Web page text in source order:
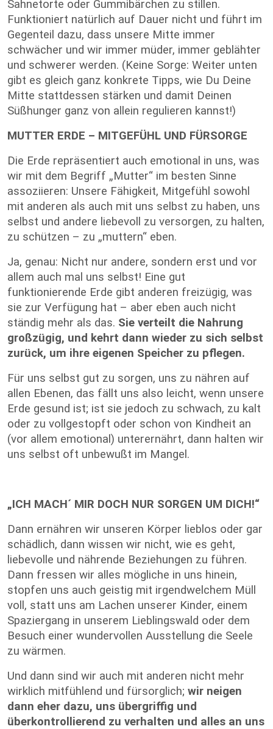
Sahnetorte oder Gummibärchen zu stillen.
Funktioniert natürlich auf Dauer nicht und führt im
Gegenteil dazu, dass unsere Mitte immer
schwächer und wir immer müder, immer geblähter
und schwerer werden. (Keine Sorge: Weiter unten
gibt es gleich ganz konkrete Tipps, wie Du Deine
Mitte stattdessen stärken und damit Deinen
Süßhunger ganz von allein regulieren kannst!)
MUTTER ERDE – MITGEFÜHL UND FÜRSORGE
Die Erde repräsentiert auch emotional in uns, was
wir mit dem Begriff „Mutter“ im besten Sinne
assoziieren: Unsere Fähigkeit, Mitgefühl sowohl
mit anderen als auch mit uns selbst zu haben, uns
selbst und andere liebevoll zu versorgen, zu halten,
zu schützen – zu „muttern“ eben.
Ja, genau: Nicht nur andere, sondern erst und vor
allem auch mal uns selbst! Eine gut
funktionierende Erde gibt anderen freizügig, was
sie zur Verfügung hat – aber eben auch nicht
ständig mehr als das. Sie verteilt die Nahrung
großzügig, und kehrt dann wieder zu sich selbst
zurück, um ihre eigenen Speicher zu pflegen.
Für uns selbst gut zu sorgen, uns zu nähren auf
allen Ebenen, das fällt uns also leicht, wenn unsere
Erde gesund ist; ist sie jedoch zu schwach, zu kalt
oder zu vollgestopft oder schon von Kindheit an
(vor allem emotional) unterernährt, dann halten wir
uns selbst oft unbewußt im Mangel.
„ICH MACH´ MIR DOCH NUR SORGEN UM DICH!“
Dann ernähren wir unseren Körper lieblos oder gar
schädlich, dann wissen wir nicht, wie es geht,
liebevolle und nährende Beziehungen zu führen.
Dann fressen wir alles mögliche in uns hinein,
stopfen uns auch geistig mit irgendwelchem Müll
voll, statt uns am Lachen unserer Kinder, einem
Spaziergang in unserem Lieblingswald oder dem
Besuch einer wundervollen Ausstellung die Seele
zu wärmen.
Und dann sind wir auch mit anderen nicht mehr
wirklich mitfühlend und fürsorglich; wir neigen
dann eher dazu, uns übergriffig und
überkontrollierend zu verhalten und alles an uns